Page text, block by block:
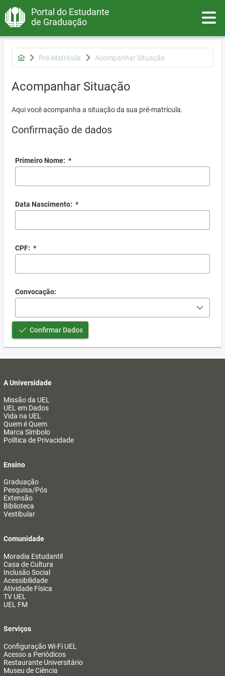
Portal do Estudante
de Graduação
Pré-Matrícula Acompanhar Situação
Acompanhar Situação
Aqui você acompanha a situação da sua pré-matrícula.
Confirmação de dados
Primeiro Nome: *
Data Nascimento: *
CPF: *
Convocação:
Confirmar Dados
A Universidade
Missão da UEL
UEL em Dados
Vida na UEL
Quem é Quem
Marca Símbolo
Política de Privacidade
Ensino
Graduação
Pesquisa/Pós
Extensão
Biblioteca
Vestibular
Comunidade
Moradia Estudantil
Casa de Cultura
Inclusão Social
Acessibilidade
Atividade Física
TV UEL
UEL FM
Serviços
Configuração Wi-Fi UEL
Acesso a Periódicos
Restaurante Universitário
Museu de Ciência